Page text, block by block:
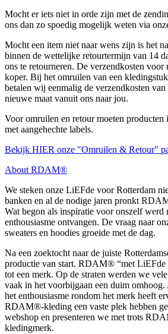
Mocht er iets niet in orde zijn met de
ons dan zo spoedig mogelijk weten via
Mocht een item niet naar wens zijn is het
binnen de wettelijke retourtermijn van 14
ons te retourneren. De verzendkosten
koper. Bij het omruilen van een
betalen wij eenmalig de verzendkosten
nieuwe maat vanuit ons naar jou.
Voor omruilen en retour moeten producten
met aangehechte labels.
Bekijk HIER onze "Omruilen & Retour"
About RDAM®
We steken onze LiEFde voor Rotterdam
banken en al de nodige jaren pronkt
Wat begon als inspiratie voor onszelf werd
enthousiasme ontvangen. De vraag naar
sweaters en hoodies groeide met de dag.
Na een zoektocht naar de juiste
productie van start. RDAM® “met LiEFde
tot een merk. Op de straten werden we
vaak in het voorbijgaan een duim omhoog.
het enthousiasme rondom het merk heeft
RDAM®-kleding een vaste plek hebben
webshop en presenteren we met trots
kledingmerk.